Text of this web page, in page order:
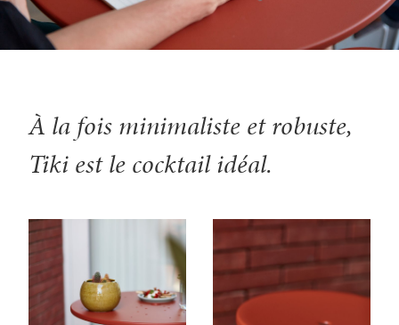
À la fois minimaliste et robuste,
Tiki est le cocktail idéal.